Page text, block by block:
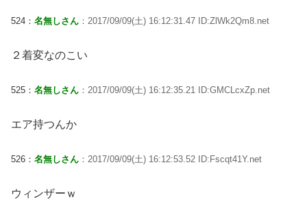
524： 名無しさん ：2017/09/09(土) 16:12:31.47 ID:ZlWk2Qm8.net
２着変なのこい
525： 名無しさん ：2017/09/09(土) 16:12:35.21 ID:GMCLcxZp.net
エア持つんか
526： 名無しさん ：2017/09/09(土) 16:12:53.52 ID:Fscqt41Y.net
ウィンザーｗ